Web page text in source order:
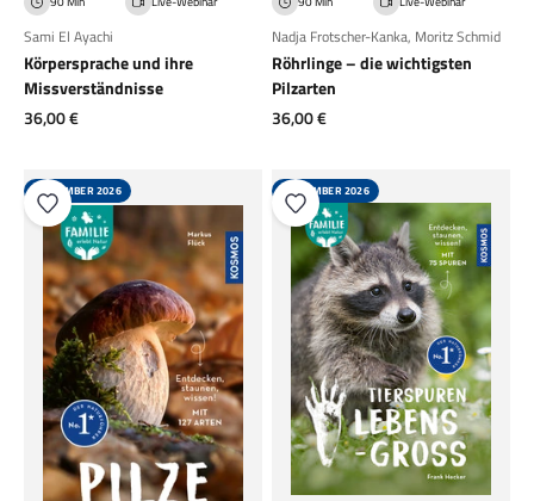
Sami El Ayachi
Körpersprache und ihre
Missverständnisse
Angebot
36,00 €
Nadja Frotscher-Kanka, Moritz Schmid
Röhrlinge – die wichtigsten
Pilzarten
Angebot
36,00 €
SEPTEMBER 2026 SEPTEMBER 2026